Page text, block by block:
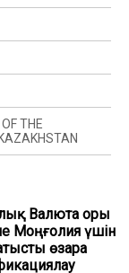
Валюта Қоры
Моңғолия үшін
өзара
THE